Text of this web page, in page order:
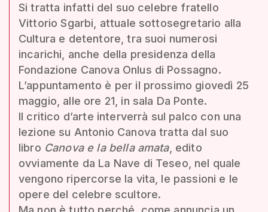
Si tratta infatti del suo celebre fratello
Vittorio Sgarbi, attuale sottosegretario alla
Cultura e detentore, tra suoi numerosi
incarichi, anche della presidenza della
Fondazione Canova Onlus di Possagno.
L’appuntamento è per il prossimo giovedì 25
maggio, alle ore 21, in sala Da Ponte.
Il critico d’arte interverrà sul palco con una
lezione su Antonio Canova tratta dal suo
libro Canova e la bella amata, edito
ovviamente da La Nave di Teseo, nel quale
vengono ripercorse la vita, le passioni e le
opere del celebre scultore.